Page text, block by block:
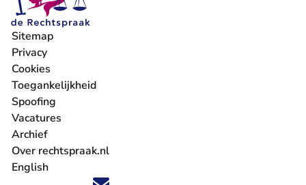
Sitemap
Privacy
Cookies
Toegankelijkheid
Spoofing
Vacatures
- U verlaat Rechtspraak.nl
Archief
Over rechtspraak.nl
English